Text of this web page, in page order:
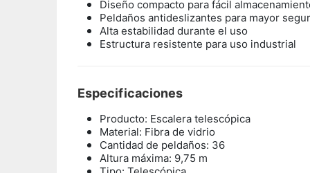
Diseño compacto para fácil
Peldaños antideslizantes para mayor
Alta estabilidad durante el uso
Estructura resistente para uso industrial
Especificaciones
Producto: Escalera telescópica
Material: Fibra de vidrio
Cantidad de peldaños: 36
Altura máxima: 9,75 m